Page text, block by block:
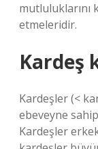
mutluluklarını
etmeleridir.
Kardeş
Kardeşler (<
ebeveyne
Kardeşler